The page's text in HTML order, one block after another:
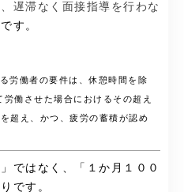
遅滞なく面接指導を行わな
す。
労働者の要件は、休憩時間を除
働させた場合におけるその超え
超え、かつ、疲労の蓄積が認め
ではなく、「１か月１００
です。